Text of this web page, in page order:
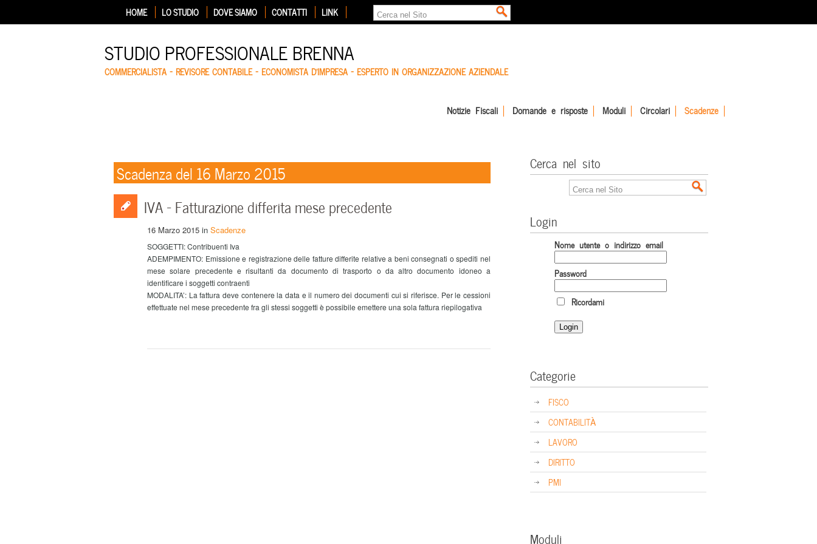
HOME LO STUDIO DOVE SIAMO CONTATTI LINK
STUDIO PROFESSIONALE BRENNA
COMMERCIALISTA – REVISORE CONTABILE – ECONOMISTA D'IMPRESA – ESPERTO IN ORGANIZZAZIONE AZIENDALE
Notizie Fiscali Domande e risposte Moduli Circolari Scadenze
Scadenza del 16 Marzo 2015
IVA – Fatturazione differita mese precedente
16 Marzo 2015 in Scadenze
SOGGETTI: Contribuenti Iva
ADEMPIMENTO: Emissione e registrazione delle fatture differite relative a beni consegnati o spediti nel
mese solare precedente e risultanti da documento di trasporto o da altro documento idoneo a
identificare i soggetti contraenti
MODALITA’: La fattura deve contenere la data e il numero dei documenti cui si riferisce. Per le cessioni
effettuate nel mese precedente fra gli stessi soggetti è possibile emettere una sola fattura riepilogativa
Cerca nel sito
Login
Nome utente o indirizzo email
Password
Ricordami
Categorie
FISCO
CONTABILITÀ
LAVORO
DIRITTO
PMI
Moduli